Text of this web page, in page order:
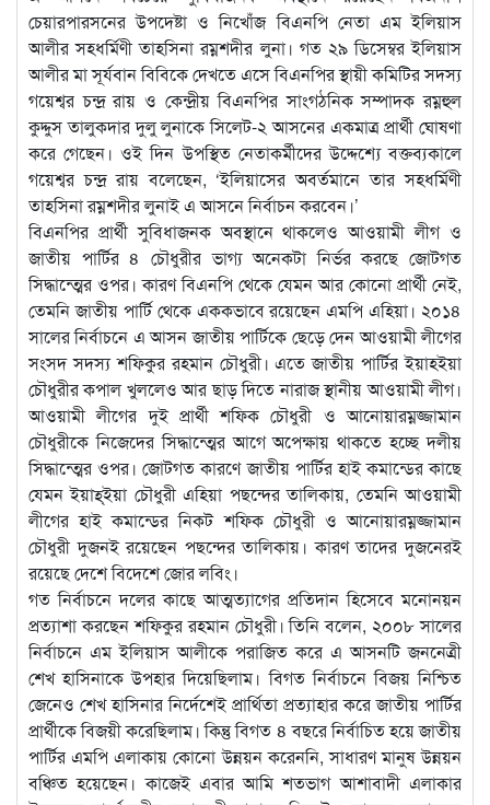
চেয়ারপারসনের উপদেষ্টা ও নিখোঁজ বিএনপি নেতা এম ইলিয়াস
আলীর সহধর্মিণী তাহসিনা রম্নশদীর লুনা। গত ২৯ ডিসেম্বর ইলিয়াস
আলীর মা সূর্যবান বিবিকে দেখতে এসে বিএনপির স্থায়ী কমিটির সদস্য
গয়েশ্বর চন্দ্র রায় ও কেন্দ্রীয় বিএনপির সাংগঠনিক সম্পাদক রম্নহুল
কুদ্দুস তালুকদার দুলু লুনাকে সিলেট-২ আসনের একমাত্র প্রার্থী ঘোষণা
করে গেছেন। ওই দিন উপস্থিত নেতাকর্মীদের উদ্দেশ্যে বক্তব্যকালে
গয়েশ্বর চন্দ্র রায় বলেছেন, ‘ইলিয়াসের অবর্তমানে তার সহধর্মিণী
তাহসিনা রম্নশদীর লুনাই এ আসনে নির্বাচন করবেন।’
বিএনপির প্রার্থী সুবিধাজনক অবস্থানে থাকলেও আওয়ামী লীগ ও
জাতীয় পার্টির ৪ চৌধুরীর ভাগ্য অনেকটা নির্ভর করছে জোটগত
সিদ্ধান্ত্মের ওপর। কারণ বিএনপি থেকে যেমন আর কোনো প্রার্থী নেই,
তেমনি জাতীয় পার্টি থেকে এককভাবে রয়েছেন এমপি এহিয়া। ২০১৪
সালের নির্বাচনে এ আসন জাতীয় পার্টিকে ছেড়ে দেন আওয়ামী লীগের
সংসদ সদস্য শফিকুর রহমান চৌধুরী। এতে জাতীয় পার্টির ইয়াহইয়া
চৌধুরীর কপাল খুললেও আর ছাড় দিতে নারাজ স্থানীয় আওয়ামী লীগ।
আওয়ামী লীগের দুই প্রার্থী শফিক চৌধুরী ও আনোয়ারম্নজ্জামান
চৌধুরীকে নিজেদের সিদ্ধান্ত্মের আগে অপেক্ষায় থাকতে হচ্ছে দলীয়
সিদ্ধান্ত্মের ওপর। জোটগত কারণে জাতীয় পার্টির হাই কমান্ডের কাছে
যেমন ইয়াহ্‌ইয়া চৌধুরী এহিয়া পছন্দের তালিকায়, তেমনি আওয়ামী
লীগের হাই কমান্ডের নিকট শফিক চৌধুরী ও আনোয়ারম্নজ্জামান
চৌধুরী দুজনই রয়েছেন পছন্দের তালিকায়। কারণ তাদের দুজনেরই
রয়েছে দেশে বিদেশে জোর লবিং।
গত নির্বাচনে দলের কাছে আত্মত্যাগের প্রতিদান হিসেবে মনোনয়ন
প্রত্যাশা করছেন শফিকুর রহমান চৌধুরী। তিনি বলেন, ২০০৮ সালের
নির্বাচনে এম ইলিয়াস আলীকে পরাজিত করে এ আসনটি জননেত্রী
শেখ হাসিনাকে উপহার দিয়েছিলাম। বিগত নির্বাচনে বিজয় নিশ্চিত
জেনেও শেখ হাসিনার নির্দেশেই প্রার্থিতা প্রত্যাহার করে জাতীয় পার্টির
প্রার্থীকে বিজয়ী করেছিলাম। কিন্তু বিগত ৪ বছরে নির্বাচিত হয়ে জাতীয়
পার্টির এমপি এলাকায় কোনো উন্নয়ন করেননি, সাধারণ মানুষ উন্নয়ন
বঞ্চিত হয়েছেন। কাজেই এবার আমি শতভাগ আশাবাদী এলাকার